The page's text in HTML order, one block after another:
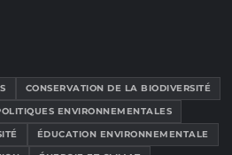
CONSERVATION DE LA BIODIVERSITÉ
ENVIRONNEMENTALES
ÉDUCATION ENVIRONNEMENTALE